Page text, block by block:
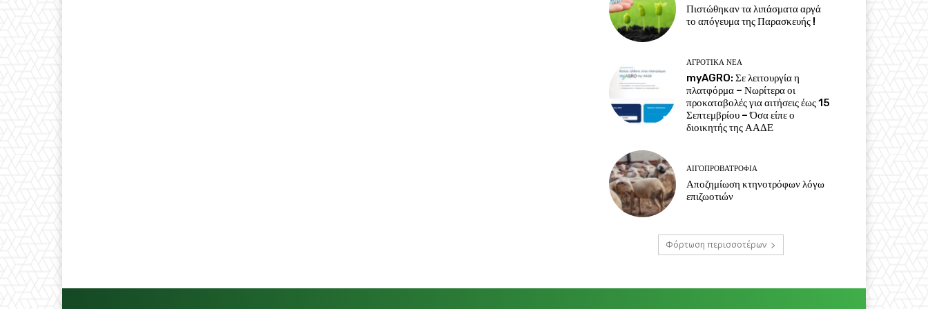
Πιστώθηκαν τα λιπάσματα αργά
το απόγευμα της Παρασκευής !
ΑΓΡΟΤΙΚΆ ΝΈΑ
myAGRO: Σε λειτουργία η
πλατφόρμα – Νωρίτερα οι
προκαταβολές για αιτήσεις έως 15
Σεπτεμβρίου – Όσα είπε ο
διοικητής της ΑΑΔΕ
ΑΙΓΟΠΡΟΒΑΤΡΟΦΊΑ
Αποζημίωση κτηνοτρόφων λόγω
επιζωοτιών
Φόρτωση περισσοτέρων